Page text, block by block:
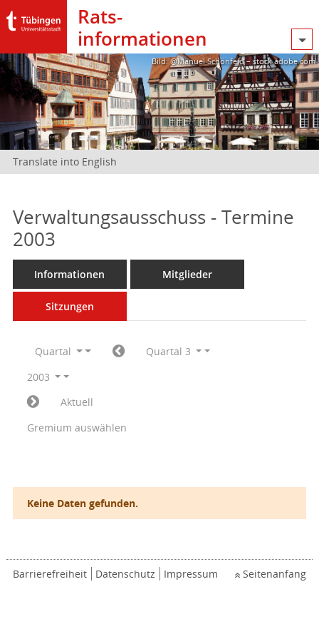
Rats­
informationen
Bild: @Manuel Schönfeld – stock.adobe.com
Translate into English
Verwaltungsausschuss - Termine
2003
Informationen Mitglieder
Sitzungen
Quartal
Quartal 3
2003
Aktuell
Gremium auswählen
Keine Daten gefunden.
Barrierefreiheit Datenschutz Impressum Seitenanfang